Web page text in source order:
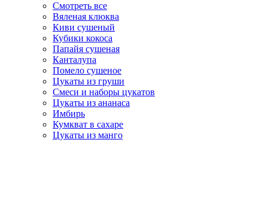
Смотреть все
Вяленая клюква
Киви сушеный
Кубики кокоса
Папайя сушеная
Канталупа
Помело сушеное
Цукаты из груши
Смеси и наборы цукатов
Цукаты из ананаса
Имбирь
Кумкват в сахаре
Цукаты из манго